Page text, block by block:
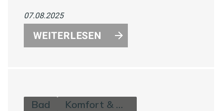
Design, innovative Technik und kreative
Ideen für Ihre individuelle
Wohlfühloase.
07.08.2025
WEITERLESEN
Bad
Komfort & Hygiene